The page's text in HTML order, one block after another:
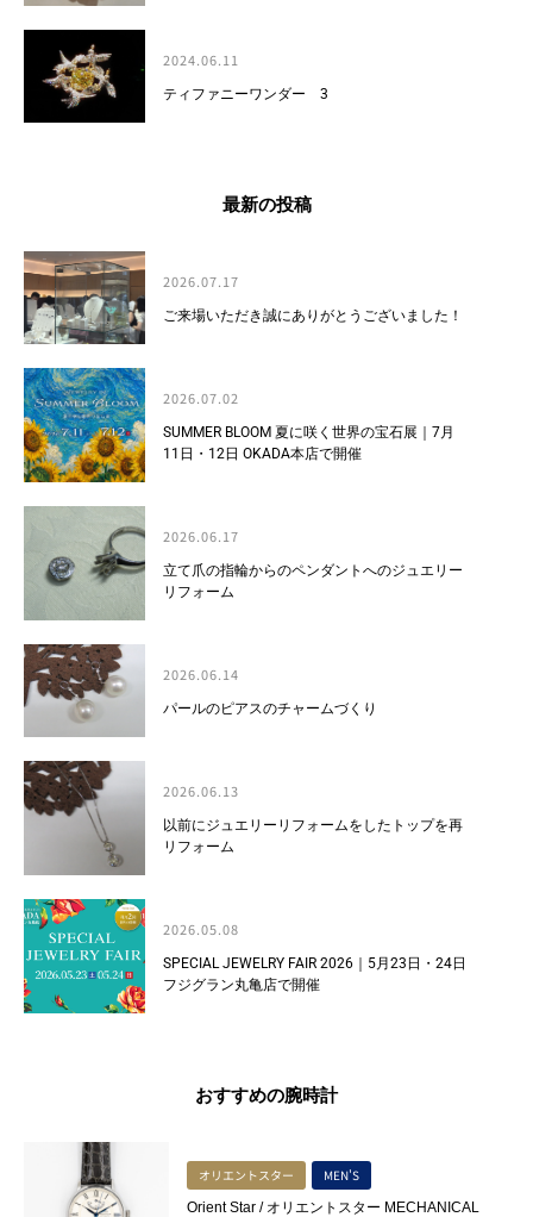
2024.06.11
ティファニーワンダー 3
最新の投稿
2026.07.17
ご来場いただき誠にありがとうございました！
2026.07.02
SUMMER BLOOM 夏に咲く世界の宝石展｜7月
11日・12日 OKADA本店で開催
2026.06.17
立て爪の指輪からのペンダントへのジュエリー
リフォーム
2026.06.14
パールのピアスのチャームづくり
2026.06.13
以前にジュエリーリフォームをしたトップを再
リフォーム
2026.05.08
SPECIAL JEWELRY FAIR 2026｜5月23日・24日
フジグラン丸亀店で開催
おすすめの腕時計
オリエントスター MEN'S
Orient Star / オリエントスター MECHANICAL